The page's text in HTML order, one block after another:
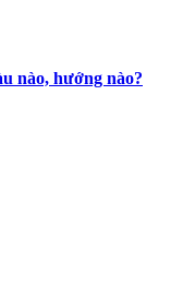
nào, hướng nào?